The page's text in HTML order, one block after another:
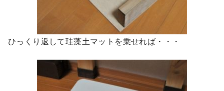
ひっくり返して珪藻土マットを乗せれば・・・